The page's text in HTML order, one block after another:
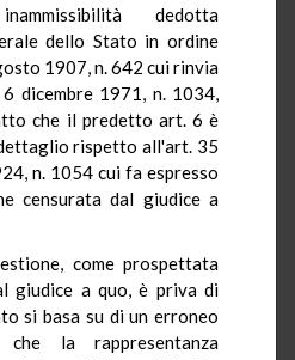
dedotta
dello Stato in ordine
1907, n. 642 cui rinvia
dicembre 1971, n. 1034,
che il predetto art. 6 è
rispetto all'art. 35
n. 1054 cui fa espresso
censurata dal giudice a
come prospettata
giudice a quo, è priva di
si basa su di un erroneo
che la rappresentanza